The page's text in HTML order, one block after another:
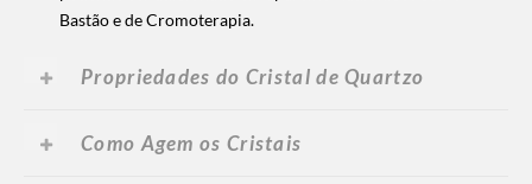
Bastão e de Cromoterapia.
Propriedades do Cristal de Quartzo
Como Agem os Cristais